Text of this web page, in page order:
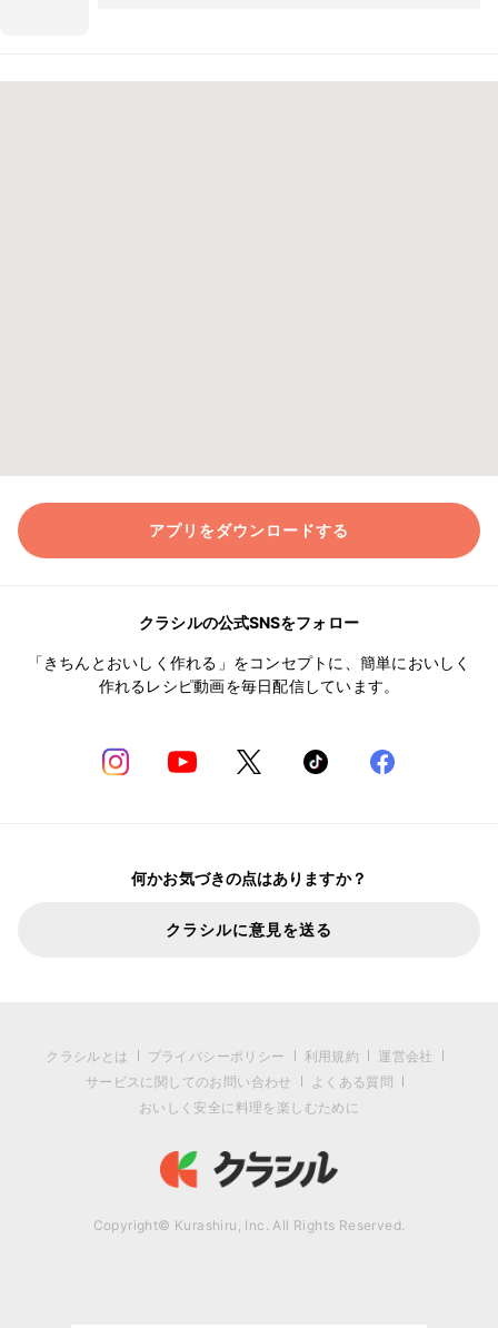
アプリをダウンロードする
クラシルの公式SNSをフォロー
「きちんとおいしく作れる」をコンセプトに、簡単においしく
作れるレシピ動画を毎日配信しています。
何かお気づきの点はありますか？
クラシルに意見を送る
クラシルとは プライバシーポリシー 利用規約
運営会社
サービスに関してのお問い合わせ
よくある質問
おいしく安全に料理を楽しむために
Copyright© Kurashiru, Inc. All Rights Reserved.